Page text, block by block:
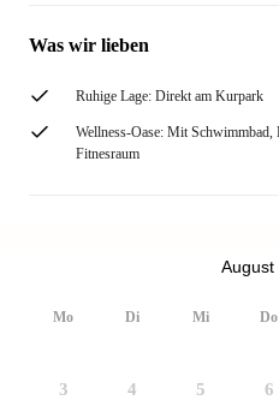
Was wir lieben
Ruhige Lage: Direkt am Kurpark
Wellness-Oase: Mit Schwimmbad,
Fitnesraum
August
Mo Di Mi Do
3 4 5 6